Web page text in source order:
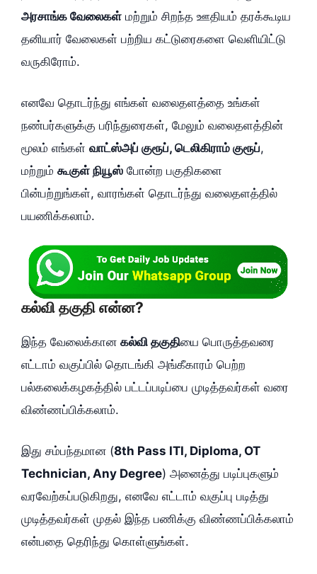
அரசாங்க வேலைகள் மற்றும் சிறந்த ஊதியம் தரக்கூடிய
தனியார் வேலைகள் பற்றிய கட்டுரைகளை வெளியிட்டு
வருகிரோம்.
எனவே தொடர்ந்து எங்கள் வலைதளத்தை உங்கள்
நண்பர்களுக்கு பரிந்துரைகள், மேலும் வலைதளத்தின்
மூலம் எங்கள் வாட்ஸ்அப் குரூப், டெலிகிராம் குரூப்,
மற்றும் கூகுள் நியூஸ் போன்ற பகுதிகளை
பின்பற்றுங்கள், வாரங்கள் தொடர்ந்து வலைதளத்தில்
பயணிக்கலாம்.
கல்வி தகுதி என்ன?
இந்த வேலைக்கான கல்வி தகுதியை பொருத்தவரை
எட்டாம் வகுப்பில் தொடங்கி அங்கீகாரம் பெற்ற
பல்கலைக்கழகத்தில் பட்டப்படிப்பை முடித்தவர்கள் வரை
விண்ணப்பிக்கலாம்.
இது சம்பந்தமான (8th Pass ITI, Diploma, OT
Technician, Any Degree) அனைத்து படிப்புகளும்
வரவேற்கப்படுகிறது, எனவே எட்டாம் வகுப்பு படித்து
முடித்தவர்கள் முதல் இந்த பணிக்கு விண்ணப்பிக்கலாம்
என்பதை தெரிந்து கொள்ளுங்கள்.